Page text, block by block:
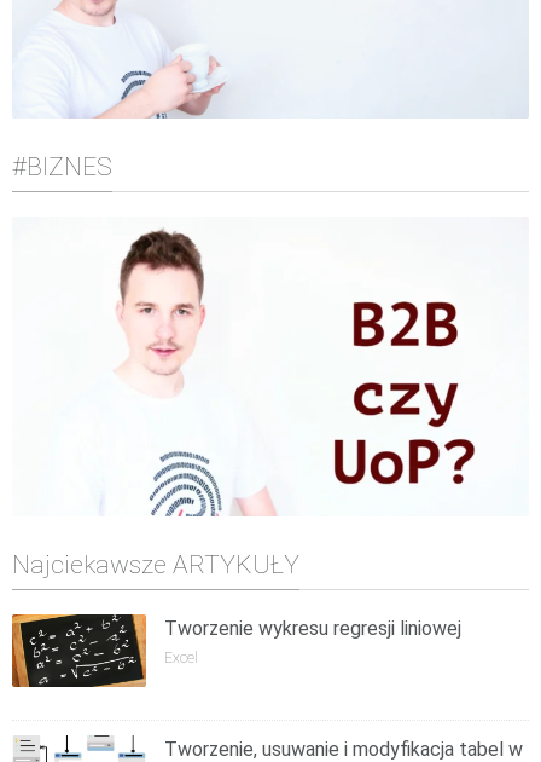
#BIZNES
Najciekawsze ARTYKUŁY
Tworzenie wykresu regresji liniowej
Excel
Tworzenie, usuwanie i modyfikacja tabel w